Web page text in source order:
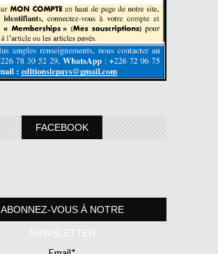
FACEBOOK
ABONNEZ-VOUS À NOTRE
NEWSLETTER